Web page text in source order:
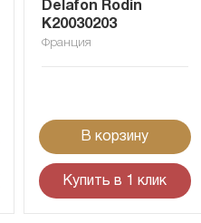
Delafon Rodin
K20030203
Франция
В корзину
Купить в 1 клик